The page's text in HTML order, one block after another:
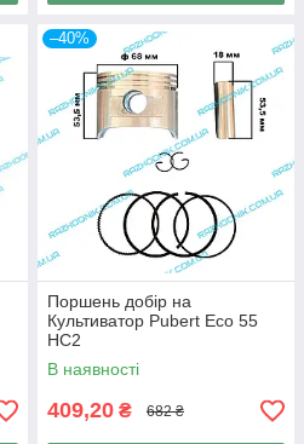
–40%
Поршень добір на
Культиватор Pubert Eco 55
HC2
В наявності
409,20 ₴ 682 ₴